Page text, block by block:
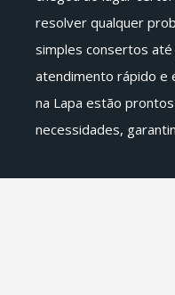
resolver qualquer
simples consertos até
atendimento rápido e
na Lapa estão
necessidades,